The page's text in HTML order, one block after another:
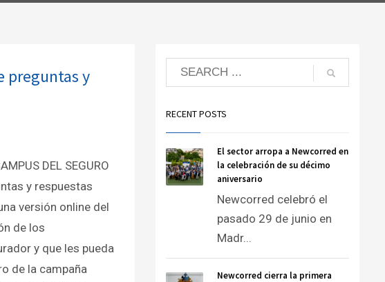
preguntas y
DEL SEGURO
y respuestas
versión online del
de los
y que les pueda
de la campaña
RECENT POSTS
El sector arropa a Newcorred en
la celebración de su décimo
aniversario
Newcorred celebró el
pasado 29 de junio en
Madr...
Newcorred cierra la primera